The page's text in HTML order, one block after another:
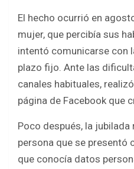
El hecho ocurrió en
mujer, que percibía sus
intentó comunicarse con
plazo fijo. Ante las
canales habituales,
página de Facebook que
Poco después, la
persona que se presentó
que conocía datos